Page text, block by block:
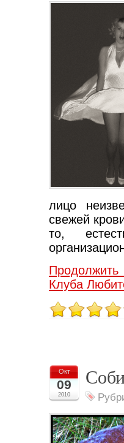
лицо
свежей
то,
Клуба
Окт
09
2010